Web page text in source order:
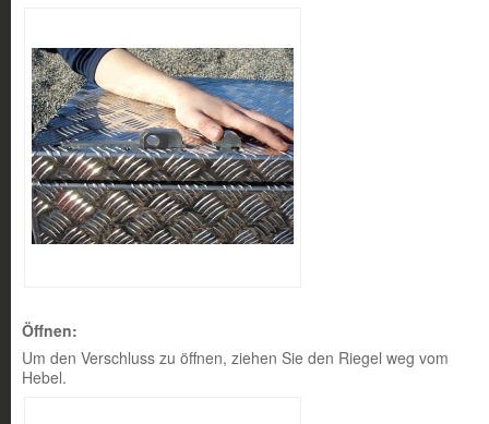
Öffnen:
Um den Verschluss zu öffnen, ziehen Sie den Riegel weg vom
Hebel.